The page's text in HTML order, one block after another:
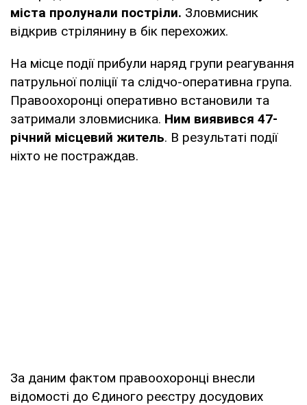
міста пролунали постріли. Зловмисник
відкрив стрілянину в бік перехожих.
На місце події прибули наряд групи реагування
патрульної поліції та слідчо-оперативна група.
Правоохоронці оперативно встановили та
затримали зловмисника. Ним виявився 47-
річний місцевий житель. В результаті події
ніхто не постраждав.
За даним фактом правоохоронці внесли
відомості до Єдиного реєстру досудових